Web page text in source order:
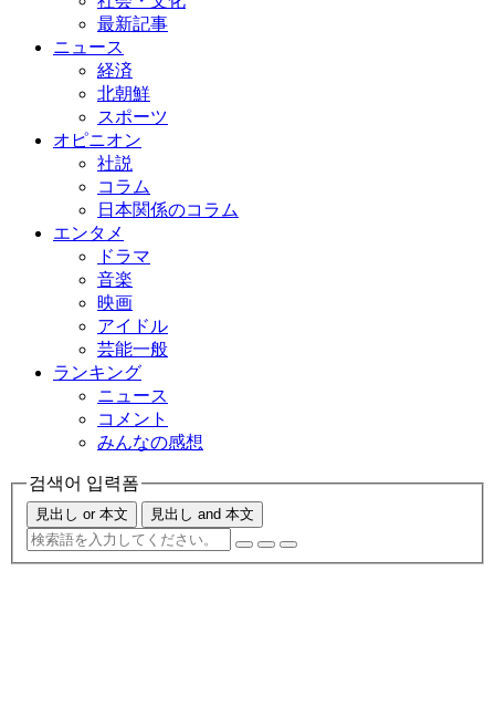
最新記事
ニュース
経済
北朝鮮
スポーツ
オピニオン
社説
コラム
日本関係のコラム
エンタメ
ドラマ
音楽
映画
アイドル
芸能一般
ランキング
ニュース
コメント
みんなの感想
검색어 입력폼
見出し or 本文 見出し and 本文